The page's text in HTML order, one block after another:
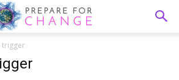
trigger